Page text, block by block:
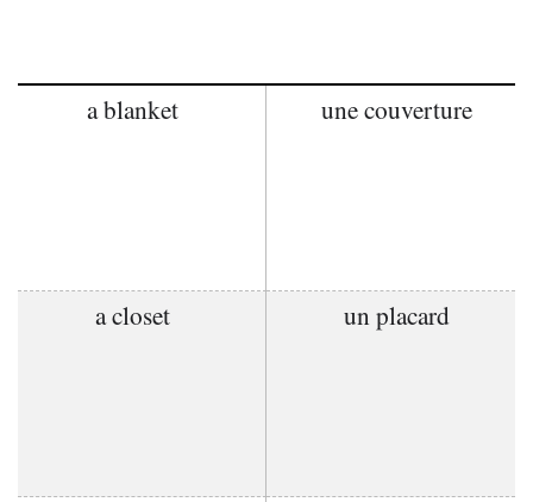
a blanket une couverture
a closet un placard